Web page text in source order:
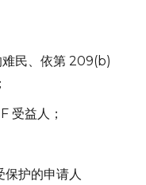
民、依第 209(b)
受益人；
保护的申请人